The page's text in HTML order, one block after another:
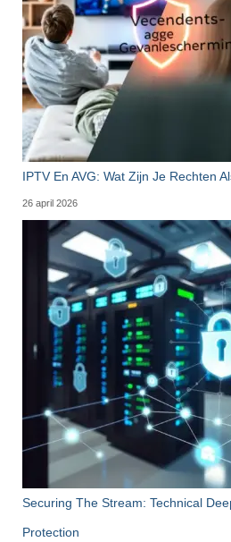
IPTV En AVG: Wat Zijn Je Rechten
26 april 2026
Securing The Stream: Technical
Protection